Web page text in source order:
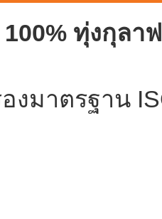
ทุ่งกุลา
งมาตรฐาน